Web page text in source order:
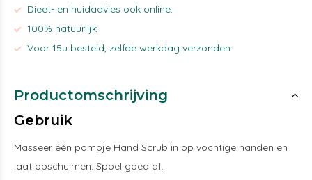
Dieet- en huidadvies ook online.
100% natuurlijk
Voor 15u besteld, zelfde werkdag verzonden.
Productomschrijving
Gebruik
Masseer één pompje Hand Scrub in op vochtige handen en
laat opschuimen. Spoel goed af.